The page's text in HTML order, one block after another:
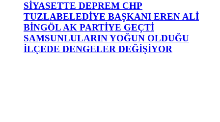
SİYASETTE DEPREM CHP
TUZLABELEDİYE BAŞKANI EREN ALİ
BİNGÖL AK PARTİYE GEÇTİ
SAMSUNLULARIN YOĞUN OLDUĞU
İLÇEDE DENGELER DEĞİŞİYOR